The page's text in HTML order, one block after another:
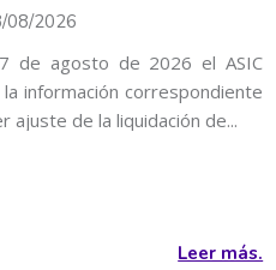
08/2026
de agosto de 2026 el ASIC
la información correspondiente
ajuste de la liquidación de...
Leer más.